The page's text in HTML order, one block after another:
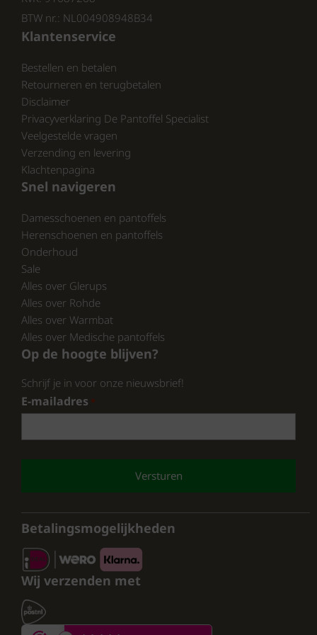
Ben je geïnteresseerd in het kopen van Rohde
dames sandalen? Ze zijn nu beschikbaar bij
de pantoffelspecialist.nl . Hier vind je een
uitstekende selectie van deze hoogwaardige
sandalen, perfect voor elke gelegenheid.
CONCLUSIE:
Investeer in je voeten en kies voor Rohde.
Met hun comfortabele en stijlvolle sandalen
ben je verzekerd van een goede aankoop.
Bezoek pantoffelspecialist.nl en ontdek het
aanbod vandaag nog!
BTW nr.: NL004908948B34
Klantenservice
Bestellen en betalen
Retourneren en terugbetalen
Disclaimer
Privacyverklaring De Pantoffel Specialist
Veelgestelde vragen
Verzending en levering
Klachtenpagina
Snel navigeren
Damesschoenen en pantoffels
Herenschoenen en pantoffels
Onderhoud
Sale
Alles over Glerups
Alles over Rohde
Alles over Warmbat
Alles over Medische pantoffels
Op de hoogte blijven?
Schrijf je in voor onze nieuwsbrief!
E-mailadres *
CAPTCHA
Betalingsmogelijkheden
Wij verzenden met